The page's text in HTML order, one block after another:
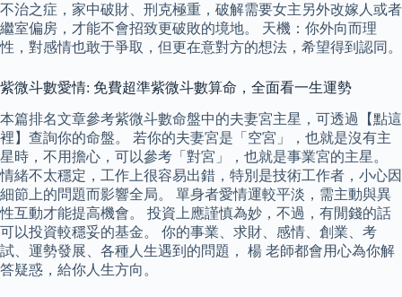
不治之症，家中破財、刑克極重，破解需要女主另外改嫁人或者
繼室偏房，才能不會招致更破敗的境地。 天機：你外向而理
性，對感情也敢于爭取，但更在意對方的想法，希望得到認同。
紫微斗數愛情: 免費超準紫微斗數算命，全面看一生運勢
本篇排名文章參考紫微斗數命盤中的夫妻宮主星，可透過【點這
裡】查詢你的命盤。 若你的夫妻宮是「空宮」，也就是沒有主
星時，不用擔心，可以參考「對宮」，也就是事業宮的主星。
情緒不太穩定，工作上很容易出錯，特別是技術工作者，小心因
細節上的問題而影響全局。 單身者愛情運較平淡，需主動與異
性互動才能提高機會。 投資上應謹慎為妙，不過，有閒錢的話
可以投資較穩妥的基金。 你的事業、求財、感情、創業、考
試、運勢發展、各種人生遇到的問題， 楊 老師都會用心為你解
答疑惑，給你人生方向。